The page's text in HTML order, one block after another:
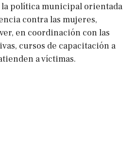
la política municipal orientada
contra las mujeres,
en coordinación con las
cursos de capacitación a
a víctimas.